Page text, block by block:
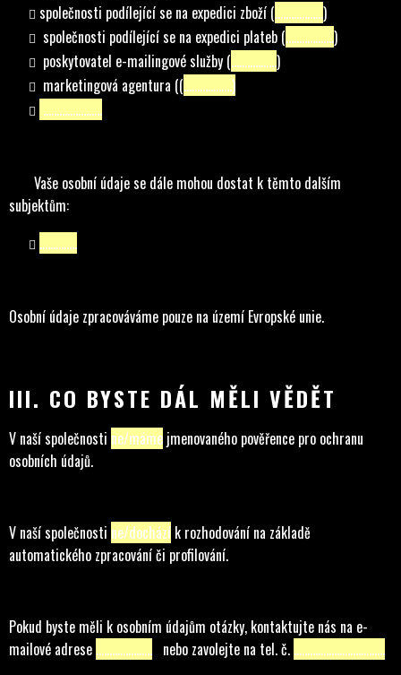
společnosti podílející se na expedici zboží (………………)
společnosti podílející se na expedici plateb (………………)
poskytovatel e-mailingové služby (……………..)
marketingová agentura ((………………)
………………….
Vaše osobní údaje se dále mohou dostat k těmto dalším
subjektům:
…………..
Osobní údaje zpracováváme pouze na území Evropské unie.
III. CO BYSTE DÁL MĚLI VĚDĚT
V naší společnosti ne/máme jmenovaného pověřence pro ochranu
osobních údajů.
V naší společnosti ne/dochází k rozhodování na základě
automatického zpracování či profilování.
Pokud byste měli k osobním údajům otázky, kontaktujte nás na e-
mailové adrese ………………… nebo zavolejte na tel. č. …………………………….